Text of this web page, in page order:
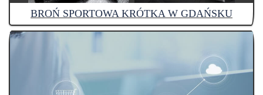
BROŃ SPORTOWA KRÓTKA W GDAŃSKU